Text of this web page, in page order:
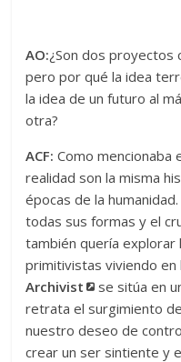
AO:¿Son dos proyectos
pero por qué la idea
la idea de un futuro al
otra?
ACF:Como mencionaba
realidad son la misma
épocas de la
todas sus formas y el
también quería explorar
primitivistas viviendo
Archivist
se sitúa en
retrata el surgimiento
nuestro deseo de
crear un ser sintiente y